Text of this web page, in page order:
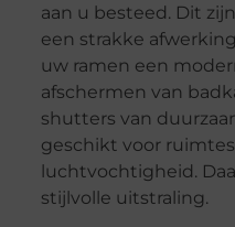
aan u besteed. Dit
een strakke
uw ramen een
afschermen van
shutters van
geschikt voor
luchtvochtigheid.
stijlvolle uitstraling.